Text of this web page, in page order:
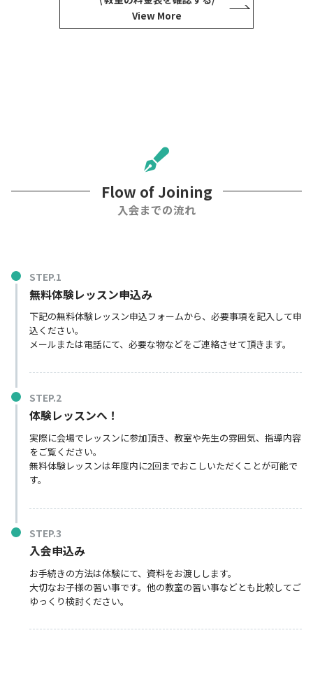
View More
Flow of Joining
入会までの流れ
無料体験レッスン申込み
下記の無料体験レッスン申込フォームから、必要事項を記入して申
込ください。
メールまたは電話にて、必要な物などをご連絡させて頂きます。
体験レッスンへ！
実際に会場でレッスンに参加頂き、教室や先生の雰囲気、指導内容
をご覧ください。
無料体験レッスンは年度内に2回までおこしいただくことが可能で
す。
入会申込み
お手続きの方法は体験にて、資料をお渡しします。
大切なお子様の習い事です。他の教室の習い事などとも比較してご
ゆっくり検討ください。